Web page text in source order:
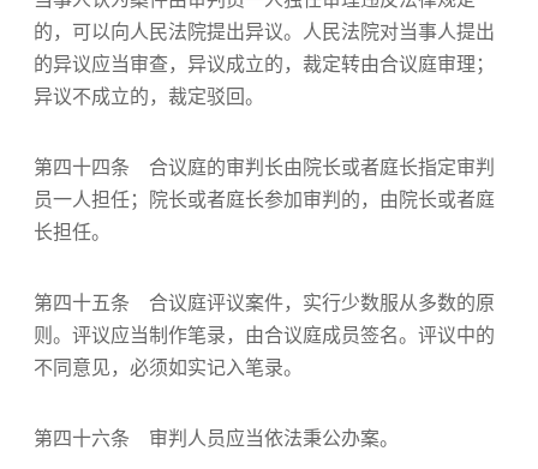
的，可以向人民法院提出异议。人民法院对当事人提出
的异议应当审查，异议成立的，裁定转由合议庭审理；
异议不成立的，裁定驳回。
第四十四条 合议庭的审判长由院长或者庭长指定审判
员一人担任；院长或者庭长参加审判的，由院长或者庭
长担任。
第四十五条 合议庭评议案件，实行少数服从多数的原
则。评议应当制作笔录，由合议庭成员签名。评议中的
不同意见，必须如实记入笔录。
第四十六条 审判人员应当依法秉公办案。